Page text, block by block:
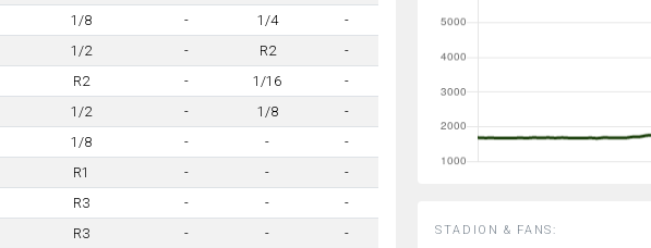
1/8 - 1/4
-
1/2 - R2
-
R2 - 1/16
-
1/2 - 1/8
-
1/8 - -
-
R1 - -
-
R3 - -
-
R3 - -
-
STADION & FANS: